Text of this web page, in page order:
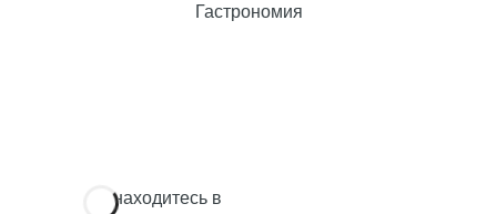
Гастрономия
Вы находитесь в